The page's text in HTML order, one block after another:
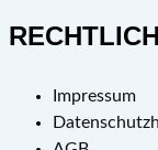
Impressum